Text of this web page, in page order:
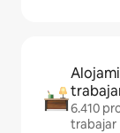
6.410
trabajar